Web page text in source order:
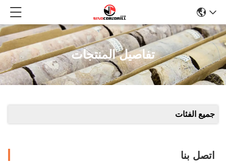
تفاصيل المنتجات
جميع الفئات
اتصل بنا